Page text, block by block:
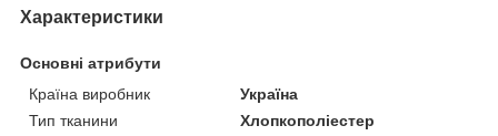
Характеристики
Основні атрибути
Країна виробник
Україна
Тип тканини
Хлопкополіестер